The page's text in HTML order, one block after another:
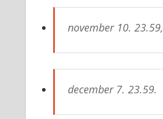
november 10. 23.59,
december 7. 23.59.